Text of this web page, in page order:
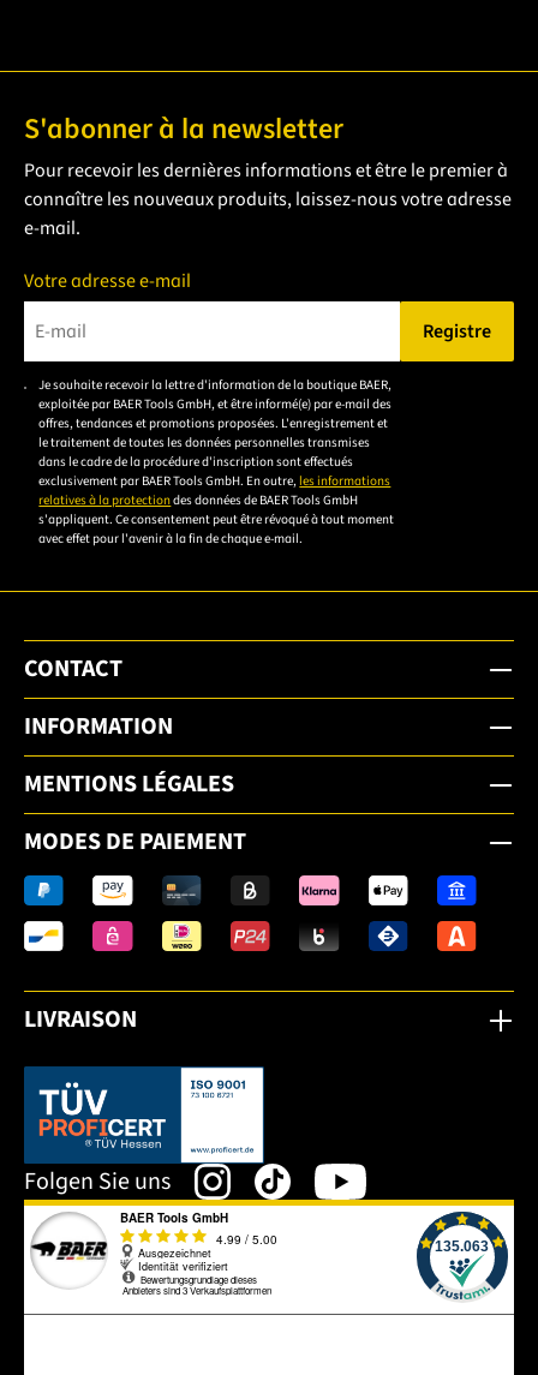
S'abonner à la newsletter
Pour recevoir les dernières informations et être le premier à
connaître les nouveaux produits, laissez-nous votre adresse
e-mail.
Votre adresse e-mail
Veuillez saisir une adresse e-mail valide.
Registre
Je souhaite recevoir la lettre d'information de la boutique BAER,
exploitée par BAER Tools GmbH, et être informé(e) par e-mail des
offres, tendances et promotions proposées. L'enregistrement et
le traitement de toutes les données personnelles transmises
dans le cadre de la procédure d'inscription sont effectués
exclusivement par BAER Tools GmbH. En outre, les informations
relatives à la protectiondes données de BAER Tools GmbH
s'appliquent. Ce consentement peut être révoqué à tout moment
avec effet pour l'avenir à la fin de chaque e-mail.
CONTACT
INFORMATION
MENTIONS LÉGALES
MODES DE PAIEMENT
LIVRAISON
Dieser Link öffnet sich in einem neuen Tab.
Folgen Sie uns